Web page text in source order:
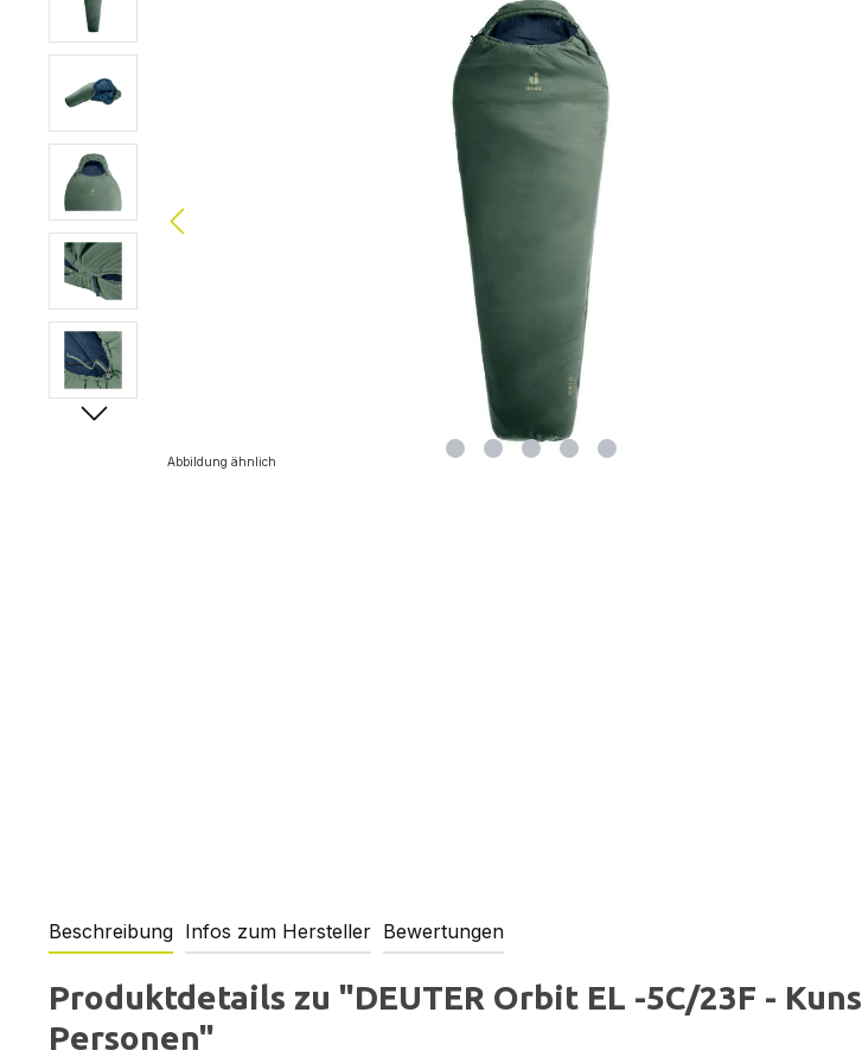
Abbildung ähnlich
Beschreibung Infos zum Hersteller Bewertungen
Produktdetails zu "DEUTER Orbit EL -5C/23F -
Personen"